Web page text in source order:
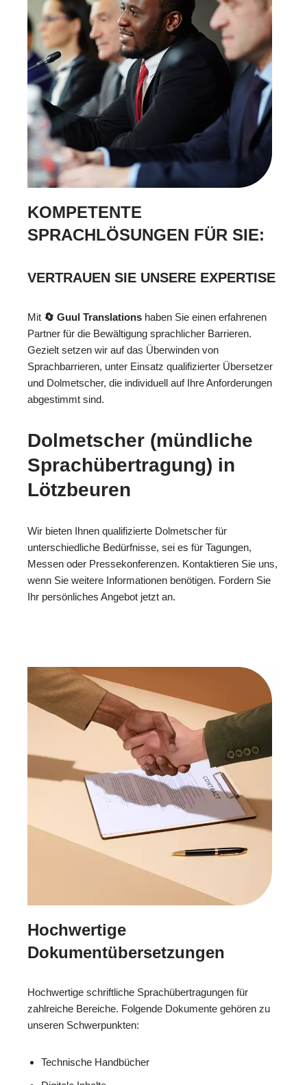
KOMPETENTE
SPRACHLÖSUNGEN FÜR SIE:
VERTRAUEN SIE UNSERE EXPERTISE
Mit 🔄 Guul Translations haben Sie einen erfahrenen
Partner für die Bewältigung sprachlicher Barrieren.
Gezielt setzen wir auf das Überwinden von
Sprachbarrieren, unter Einsatz qualifizierter Übersetzer
und Dolmetscher, die individuell auf Ihre Anforderungen
abgestimmt sind.
Dolmetscher (mündliche
Sprachübertragung) in
Lötzbeuren
Wir bieten Ihnen qualifizierte Dolmetscher für
unterschiedliche Bedürfnisse, sei es für Tagungen,
Messen oder Pressekonferenzen. Kontaktieren Sie uns,
wenn Sie weitere Informationen benötigen. Fordern Sie
Ihr persönliches Angebot jetzt an.
Hochwertige
Dokumentübersetzungen
Hochwertige schriftliche Sprachübertragungen für
zahlreiche Bereiche. Folgende Dokumente gehören zu
unseren Schwerpunkten:
Technische Handbücher